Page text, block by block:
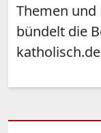
Themen und
bündelt die